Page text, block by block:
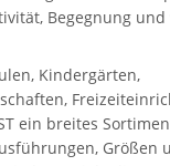
Begegnung
Kindergärten,
ein breites
Größen